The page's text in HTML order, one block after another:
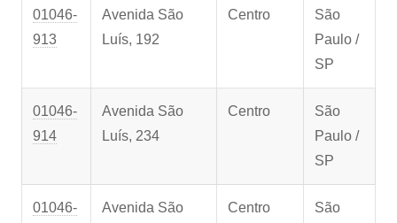
01046-
913
Avenida São
Luís, 192
Centro
São
Paulo /
SP
01046-
914
Avenida São
Luís, 234
Centro
São
Paulo /
SP
01046-
Avenida São
Centro
São